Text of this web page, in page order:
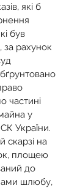
які б
був
за рахунок
частині
у
України.
скарзі на
площею
до
шлюбу,